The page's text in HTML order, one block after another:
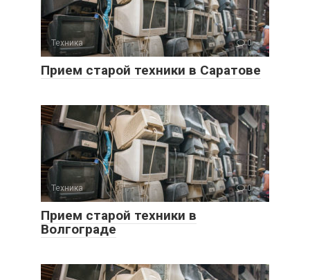
Техника 0
Прием старой техники в Саратове
Техника 0
Прием старой техники в
Волгограде